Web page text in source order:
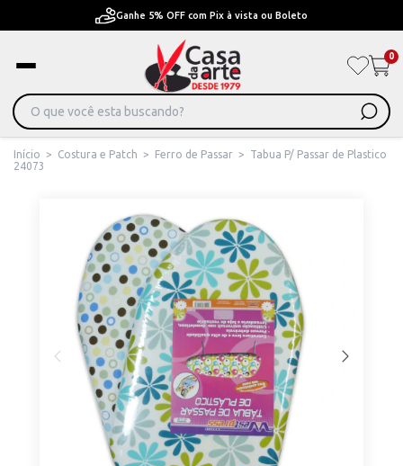
Ganhe 5% OFF com Pix à vista ou Boleto
0
Início > Costura e Patch > Ferro de Passar >
Tabua P/ Passar de Plastico
24073